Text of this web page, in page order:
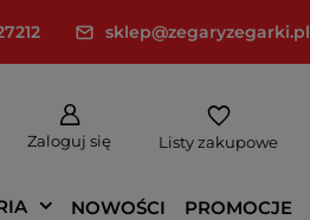
sklep@zegaryzegarki.pl
Zaloguj się Listy zakupowe
NOWOŚCI PROMOCJE